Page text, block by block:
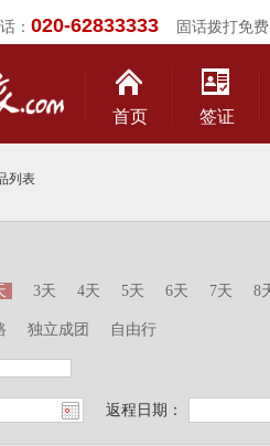
： 020-62833333固话拨打免费
首页 签证
列表
3天 4天 5天 6天 7天 8
独立成团 自由行
返程日期：